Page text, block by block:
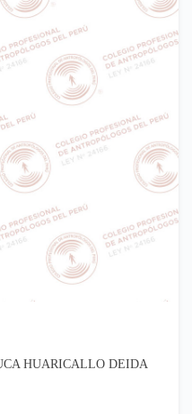
HUARICALLO DEIDA